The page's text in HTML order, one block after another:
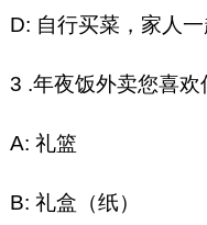
D: 自行买菜，家人
3 .年夜饭外卖您喜
A: 礼篮
B: 礼盒（纸）